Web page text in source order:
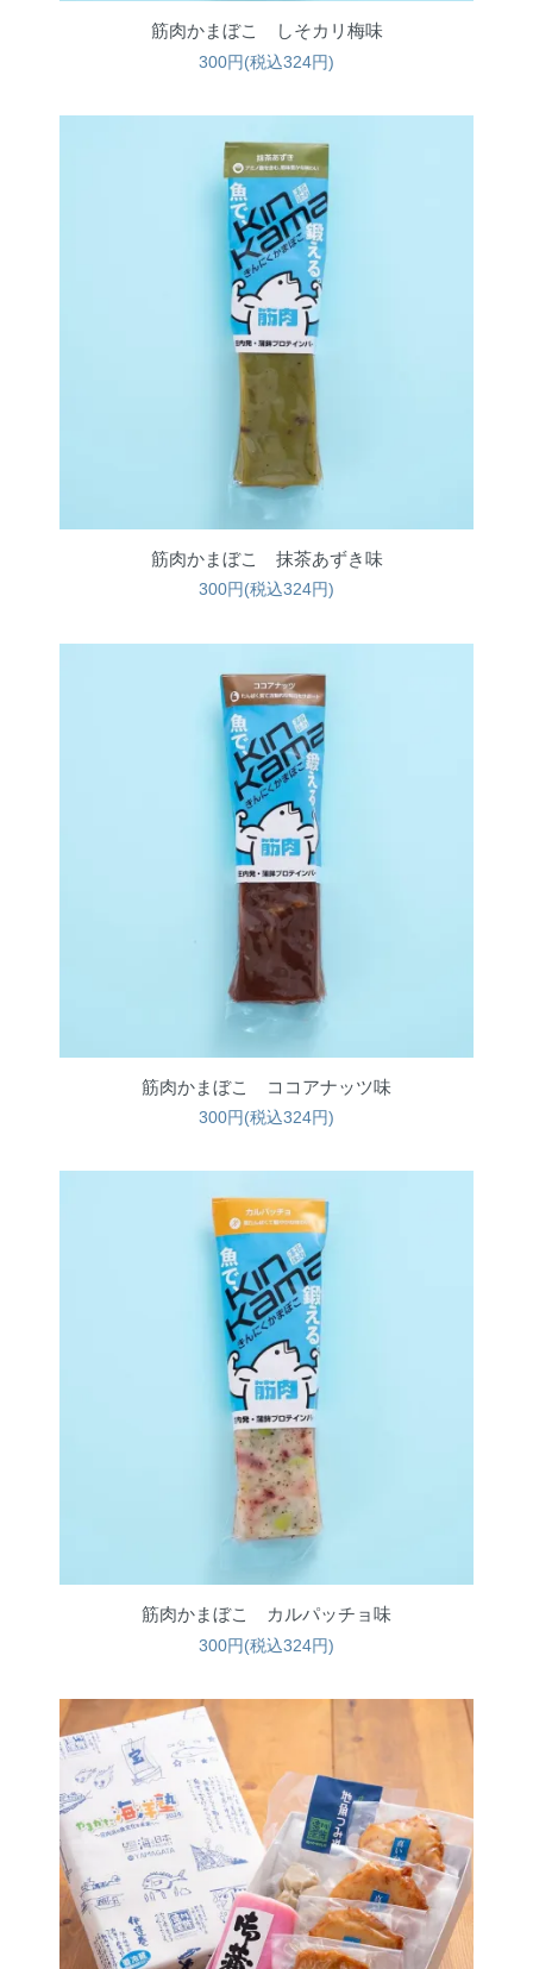
筋肉かまぼこ しそカリ梅味
300円(税込324円)
筋肉かまぼこ 抹茶あずき味
300円(税込324円)
筋肉かまぼこ ココアナッツ味
300円(税込324円)
筋肉かまぼこ カルパッチョ味
300円(税込324円)